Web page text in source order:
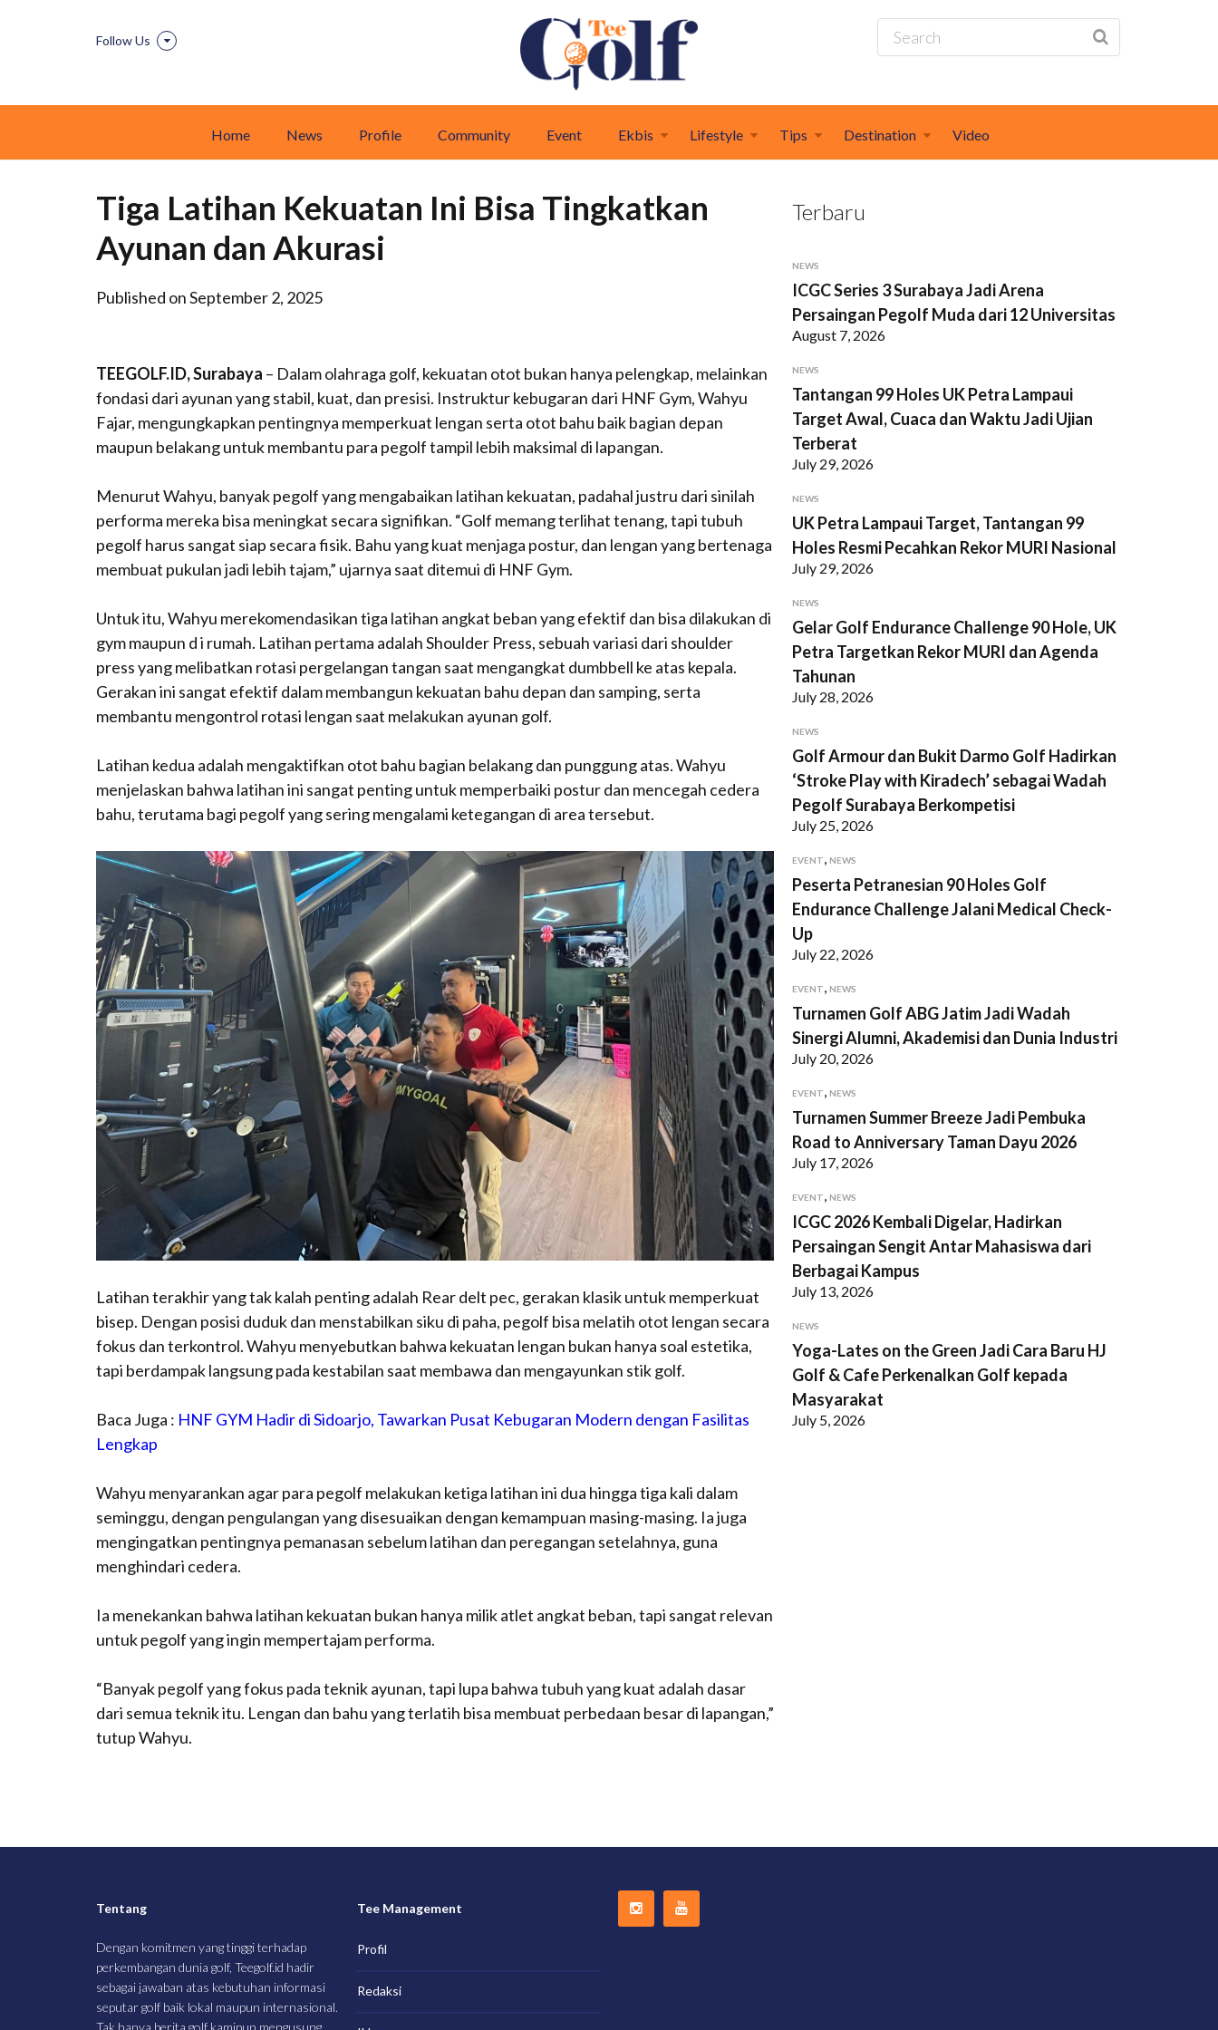
Follow Us
Home News Profile Community Event Ekbis Lifestyle Tips Destination Video
Tiga Latihan Kekuatan Ini Bisa Tingkatkan
Ayunan dan Akurasi
Published on September 2, 2025
TEEGOLF.ID, Surabaya – Dalam olahraga golf, kekuatan otot bukan hanya pelengkap, melainkan
fondasi dari ayunan yang stabil, kuat, dan presisi. Instruktur kebugaran dari HNF Gym, Wahyu
Fajar, mengungkapkan pentingnya memperkuat lengan serta otot bahu baik bagian depan
maupun belakang untuk membantu para pegolf tampil lebih maksimal di lapangan.
Menurut Wahyu, banyak pegolf yang mengabaikan latihan kekuatan, padahal justru dari sinilah
performa mereka bisa meningkat secara signifikan. “Golf memang terlihat tenang, tapi tubuh
pegolf harus sangat siap secara fisik. Bahu yang kuat menjaga postur, dan lengan yang bertenaga
membuat pukulan jadi lebih tajam,” ujarnya saat ditemui di HNF Gym.
Untuk itu, Wahyu merekomendasikan tiga latihan angkat beban yang efektif dan bisa dilakukan di
gym maupun d i rumah. Latihan pertama adalah Shoulder Press, sebuah variasi dari shoulder
press yang melibatkan rotasi pergelangan tangan saat mengangkat dumbbell ke atas kepala.
Gerakan ini sangat efektif dalam membangun kekuatan bahu depan dan samping, serta
membantu mengontrol rotasi lengan saat melakukan ayunan golf.
Latihan kedua adalah mengaktifkan otot bahu bagian belakang dan punggung atas. Wahyu
menjelaskan bahwa latihan ini sangat penting untuk memperbaiki postur dan mencegah cedera
bahu, terutama bagi pegolf yang sering mengalami ketegangan di area tersebut.
Latihan terakhir yang tak kalah penting adalah Rear delt pec, gerakan klasik untuk memperkuat
bisep. Dengan posisi duduk dan menstabilkan siku di paha, pegolf bisa melatih otot lengan secara
fokus dan terkontrol. Wahyu menyebutkan bahwa kekuatan lengan bukan hanya soal estetika,
tapi berdampak langsung pada kestabilan saat membawa dan mengayunkan stik golf.
Baca Juga : HNF GYM Hadir di Sidoarjo, Tawarkan Pusat Kebugaran Modern dengan Fasilitas
Lengkap
Wahyu menyarankan agar para pegolf melakukan ketiga latihan ini dua hingga tiga kali dalam
seminggu, dengan pengulangan yang disesuaikan dengan kemampuan masing-masing. Ia juga
mengingatkan pentingnya pemanasan sebelum latihan dan peregangan setelahnya, guna
menghindari cedera.
Ia menekankan bahwa latihan kekuatan bukan hanya milik atlet angkat beban, tapi sangat relevan
untuk pegolf yang ingin mempertajam performa.
“Banyak pegolf yang fokus pada teknik ayunan, tapi lupa bahwa tubuh yang kuat adalah dasar
dari semua teknik itu. Lengan dan bahu yang terlatih bisa membuat perbedaan besar di lapangan,”
tutup Wahyu.
Terbaru
NEWS
ICGC Series 3 Surabaya Jadi Arena
Persaingan Pegolf Muda dari 12 Universitas
August 7, 2026
NEWS
Tantangan 99 Holes UK Petra Lampaui
Target Awal, Cuaca dan Waktu Jadi Ujian
Terberat
July 29, 2026
NEWS
UK Petra Lampaui Target, Tantangan 99
Holes Resmi Pecahkan Rekor MURI Nasional
July 29, 2026
NEWS
Gelar Golf Endurance Challenge 90 Hole, UK
Petra Targetkan Rekor MURI dan Agenda
Tahunan
July 28, 2026
NEWS
Golf Armour dan Bukit Darmo Golf Hadirkan
‘Stroke Play with Kiradech’ sebagai Wadah
Pegolf Surabaya Berkompetisi
July 25, 2026
EVENT, NEWS
Peserta Petranesian 90 Holes Golf
Endurance Challenge Jalani Medical Check-
Up
July 22, 2026
EVENT, NEWS
Turnamen Golf ABG Jatim Jadi Wadah
Sinergi Alumni, Akademisi dan Dunia Industri
July 20, 2026
EVENT, NEWS
Turnamen Summer Breeze Jadi Pembuka
Road to Anniversary Taman Dayu 2026
July 17, 2026
EVENT, NEWS
ICGC 2026 Kembali Digelar, Hadirkan
Persaingan Sengit Antar Mahasiswa dari
Berbagai Kampus
July 13, 2026
NEWS
Yoga-Lates on the Green Jadi Cara Baru HJ
Golf & Cafe Perkenalkan Golf kepada
Masyarakat
July 5, 2026
Tentang
Dengan komitmen yang tinggi terhadap
perkembangan dunia golf, Teegolf.id hadir
sebagai jawaban atas kebutuhan informasi
seputar golf baik lokal maupun internasional.
Tee Management
Profil
Redaksi